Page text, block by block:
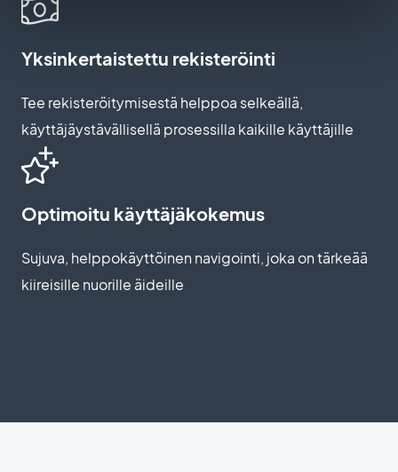
Yksinkertaistettu rekisteröinti
Tee rekisteröitymisestä helppoa selkeällä,
käyttäjäystävällisellä prosessilla kaikille käyttäjille
Optimoitu käyttäjäkokemus
Sujuva, helppokäyttöinen navigointi, joka on tärkeää
kiireisille nuorille äideille